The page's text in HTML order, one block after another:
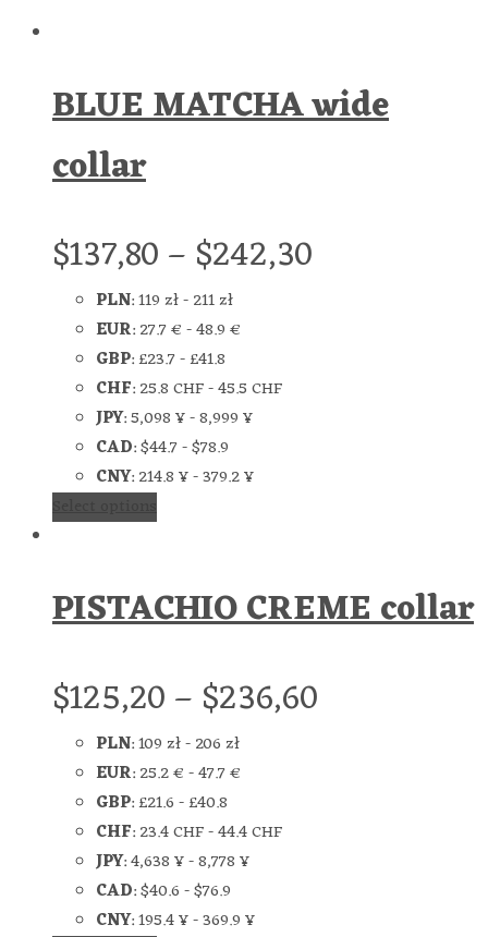
BLUE MATCHA wide
collar
$137,80–$242,30
PLN:119 zł-211 zł
EUR:27.7 €-48.9 €
GBP:£23.7-£41.8
CHF:25.8 CHF-45.5 CHF
JPY:5,098 ¥-8,999 ¥
CAD:$44.7-$78.9
CNY:214.8 ¥-379.2 ¥
PISTACHIO CREME collar
$125,20–$236,60
PLN:109 zł-206 zł
EUR:25.2 €-47.7 €
GBP:£21.6-£40.8
CHF:23.4 CHF-44.4 CHF
JPY:4,638 ¥-8,778 ¥
CAD:$40.6-$76.9
CNY:195.4 ¥-369.9 ¥